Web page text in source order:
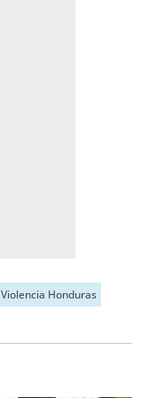
Violencia Honduras